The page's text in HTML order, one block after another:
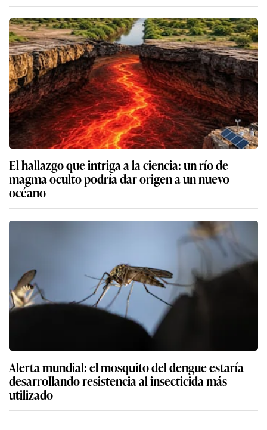
El hallazgo que intriga a la ciencia: un río de
magma oculto podría dar origen a un nuevo
océano
Alerta mundial: el mosquito del dengue estaría
desarrollando resistencia al insecticida más
utilizado